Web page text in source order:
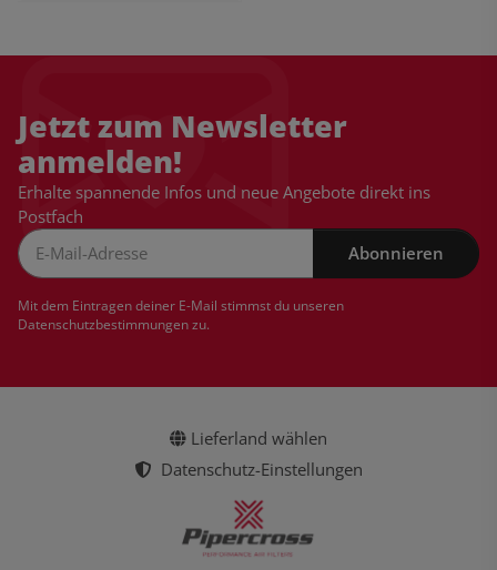
Jetzt zum Newsletter
anmelden!
Erhalte spannende Infos und neue Angebote direkt ins
Postfach
Abonnieren
Mit dem Eintragen deiner E-Mail stimmst du unseren
Datenschutzbestimmungenzu.
Lieferland wählen
Datenschutz-Einstellungen